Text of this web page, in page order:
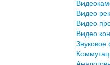
Видео
Видео
Видео
Звуковое